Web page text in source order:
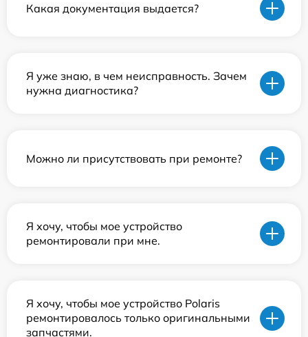
Какая документация выдается?
Я уже знаю, в чем неисправность. Зачем
нужна диагностика?
Можно ли присутствовать при ремонте?
Я хочу, чтобы мое устройство
ремонтировали при мне.
Я хочу, чтобы мое устройство Polaris
ремонтировалось только оригинальными
запчастями.